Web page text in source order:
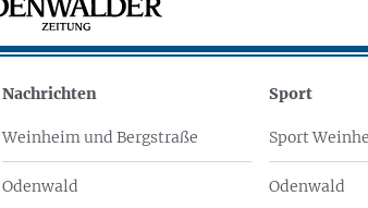
Nachrichten
Weinheim und Bergstraße
Odenwald
Sport
Sport
Odenwald